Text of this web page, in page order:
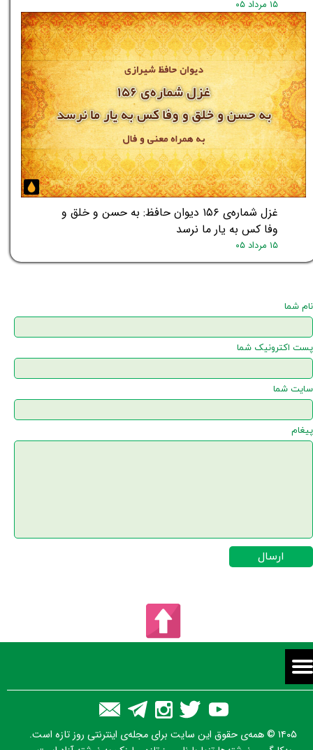
۱۵ مرداد ۰۵
غزل شماره‌ی ۱۵۶ دیوان حافظ: به حسن و خلق و
وفا کس به یار ما نرسد
۱۵ مرداد ۰۵
نام شما
پست اکترونیک شما
سایت شما
پیغام
ارسال
۱۴۰۵ © همه‌ی حقوق این سایت برای مجله‌ی اینترنتی روز تازه است.